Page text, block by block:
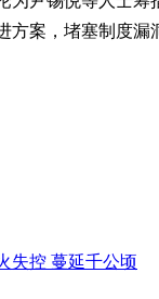
方案，堵塞制度漏
失控 蔓延千公顷